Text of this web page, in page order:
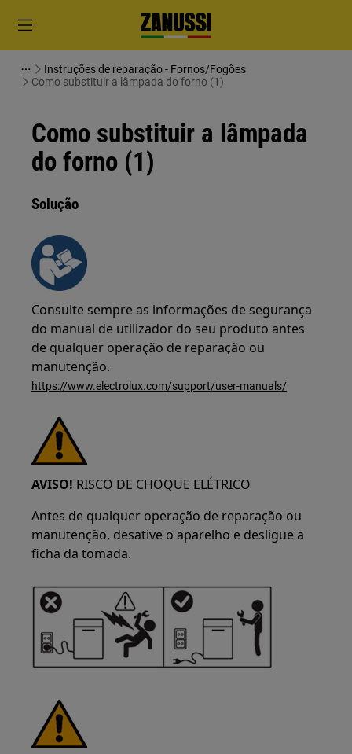
Instruções de reparação - Fornos/Fogões
Como substituir a lâmpada do forno (1)
Como substituir a lâmpada
do forno (1)
Solução
Consulte sempre as informações de segurança
do manual de utilizador do seu produto antes
de qualquer operação de reparação ou
manutenção.
https://www.electrolux.com/support/user-manuals/
AVISO! RISCO DE CHOQUE ELÉTRICO
Antes de qualquer operação de reparação ou
manutenção, desative o aparelho e desligue a
ficha da tomada.